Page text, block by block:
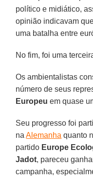
político e midiático,
opinião indicavam
uma batalha entre
No fim, foi uma
Os ambientalistas
número de seus
Europeu em quase
Seu progresso foi
naAlemanha quanto
partido Europe
Jadot, pareceu
campanha,